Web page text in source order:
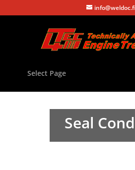
info@weldoc.fi
Select Page
Seal